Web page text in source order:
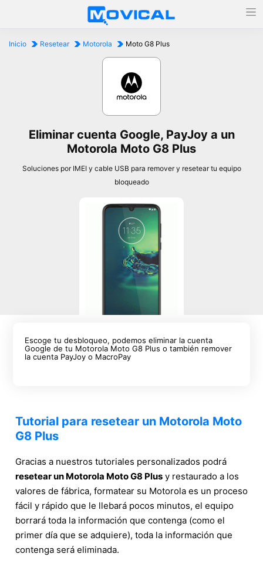
Inicio Resetear Motorola Moto G8 Plus
Eliminar cuenta Google, PayJoy a un
Motorola Moto G8 Plus
Soluciones por IMEI y cable USB para remover y resetear tu equipo
bloqueado
Escoge tu desbloqueo, podemos eliminar la cuenta
Google de tu Motorola Moto G8 Plus o también remover
la cuenta PayJoy o MacroPay
Tutorial para resetear un Motorola Moto
G8 Plus
Gracias a nuestros tutoriales personalizados podrá
resetear un Motorola Moto G8 Plus y restaurado a los
valores de fábrica, formatear su Motorola es un proceso
fácil y rápido que le llebará pocos minutos, el equipo
borrará toda la información que contenga (como el
primer día que se adquiere), toda la información que
contenga será eliminada.